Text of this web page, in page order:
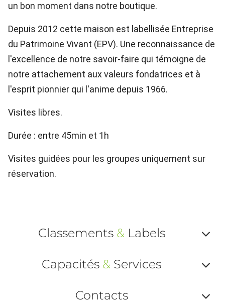
un bon moment dans notre boutique.
Depuis 2012 cette maison est labellisée Entreprise
du Patrimoine Vivant (EPV). Une reconnaissance de
l'excellence de notre savoir-faire qui témoigne de
notre attachement aux valeurs fondatrices et à
l'esprit pionnier qui l'anime depuis 1966.
Visites libres.
Durée : entre 45min et 1h
Visites guidées pour les groupes uniquement sur
réservation.
Classements &Labels
ou
Capacités & Services
Contacts